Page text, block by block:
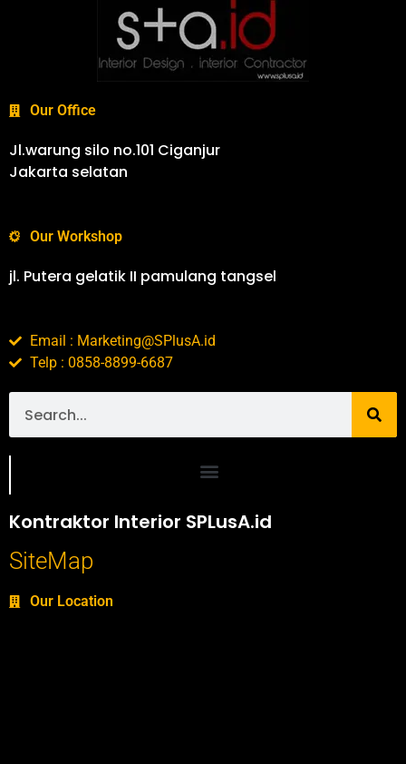
Our Office
Jl.warung silo no.101 Ciganjur
Jakarta selatan
Our Workshop
jl. Putera gelatik II pamulang tangsel
Email : Marketing@SPlusA.id
Telp : 0858-8899-6687
Kontraktor Interior SPLusA.id
SiteMap
Our Location